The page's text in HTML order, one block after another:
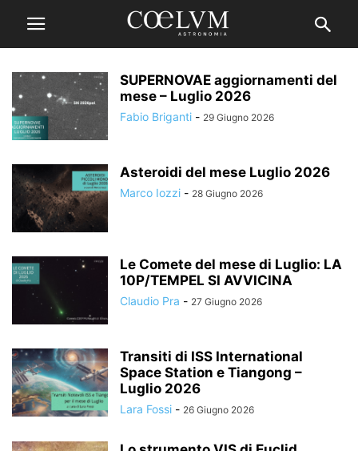
SUPERNOVAE aggiornamenti del
mese – Luglio 2026
Fabio Briganti - 29 Giugno 2026
Asteroidi del mese Luglio 2026
Marco Iozzi - 28 Giugno 2026
Le Comete del mese di Luglio: LA
10P/TEMPEL SI AVVICINA
Claudio Pra - 27 Giugno 2026
Transiti di ISS International
Space Station e Tiangong –
Luglio 2026
Lara Fossi - 26 Giugno 2026